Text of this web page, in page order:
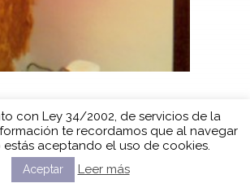
con Ley 34/2002, de servicios de la
te recordamos que al navegar
estás aceptando el uso de cookies.
Aceptar Leer más